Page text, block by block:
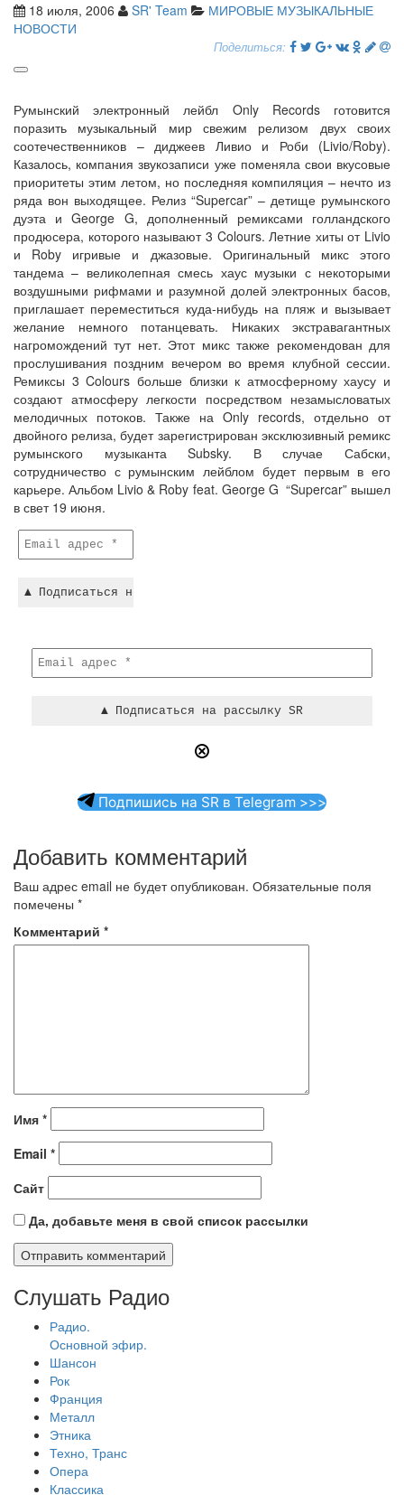
18 июля, 2006 SR' Team
МИРОВЫЕ МУЗЫКАЛЬНЫЕ
НОВОСТИ
Поделиться:
Румынский электронный лейбл Only Records готовится
поразить музыкальный мир свежим релизом двух своих
соотечественников – диджеев Ливио и Роби (Livio/Roby).
Казалось, компания звукозаписи уже поменяла свои вкусовые
приоритеты этим летом, но последняя компиляция – нечто из
ряда вон выходящее. Релиз “Supercar” – детище румынского
дуэта и George G, дополненный ремиксами голландского
продюсера, которого называют 3 Colours. Летние хиты от Livio
и Roby игривые и джазовые. Оригинальный микс этого
тандема – великолепная смесь хаус музыки с некоторыми
воздушными рифмами и разумной долей электронных басов,
приглашает переместиться куда-нибудь на пляж и вызывает
желание немного потанцевать. Никаких экстравагантных
нагромождений тут нет. Этот микс также рекомендован для
прослушивания поздним вечером во время клубной сессии.
Ремиксы 3 Colours больше близки к атмосферному хаусу и
создают атмосферу легкости посредством незамысловатых
мелодичных потоков. Также на Only records, отдельно от
двойного релиза, будет зарегистрирован эксклюзивный ремикс
румынского музыканта Subsky. В случае Сабски,
сотрудничество с румынским лейблом будет первым в его
карьере. Альбом Livio & Roby feat. George G “Supercar” вышел
в свет 19 июня.
Подпишись на SR в Telegram >>>
Добавить комментарий
Ваш адрес email не будет опубликован. Обязательные поля
помечены *
Комментарий *
Имя *
Email *
Сайт
Да, добавьте меня в свой список рассылки
Слушать Радио
Радио.
Основной эфир.
Шансон
Рок
Франция
Металл
Этника
Техно, Транс
Опера
Классика